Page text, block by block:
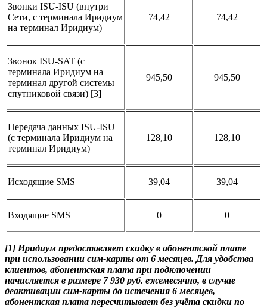
Звонки ISU-ISU (внутри
Сети, с терминала Иридиум
на терминал Иридиум)
74,42 74,42
Звонок ISU-SAT (c
терминала Иридиум на
терминал другой системы
спутниковой связи) [3]
945,50 945,50
Передача данных ISU-ISU
(с терминала Иридиум на
терминал Иридиум)
128,10 128,10
Исходящие SMS 39,04 39,04
Входящие SMS 0 0
[1] Иридиум предоставляет скидку в абонентской плате
при использовании сим-карты от 6 месяцев. Для удобства
клиентов, абонентская плата при подключении
начисляется в размере 7 930 руб. ежемесячно, в случае
деактивации сим-карты до истечения 6 месяцев,
абонентская плата пересчитывает без учёта скидки по